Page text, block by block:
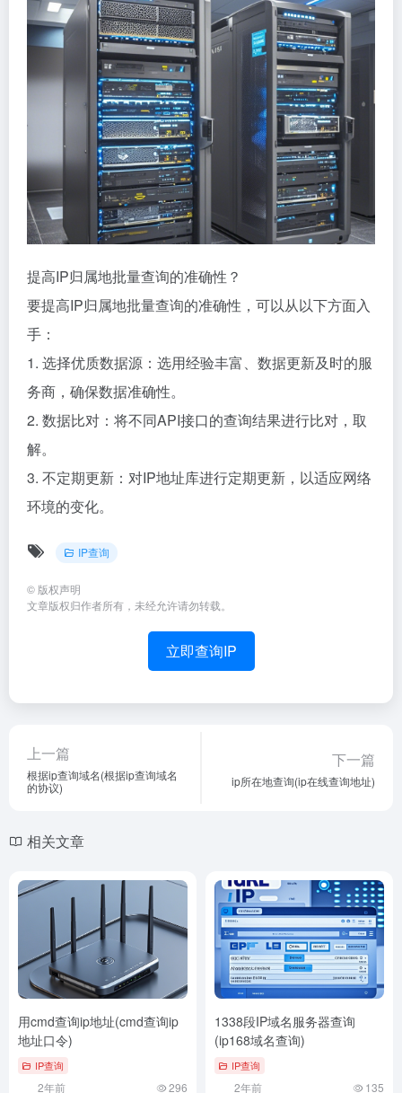
提高IP归属地批量查询的准确性？
要提高IP归属地批量查询的准确性，可以从以下方面入
手：
1. 选择优质数据源：选用经验丰富、数据更新及时的服
务商，确保数据准确性。
2. 数据比对：将不同API接口的查询结果进行比对，取
解。
3. 不定期更新：对IP地址库进行定期更新，以适应网络
环境的变化。
IP查询
© 版权声明
文章版权归作者所有，未经允许请勿转载。
立即查询IP
上一篇
根据ip查询域名(根据ip查询域名
的协议)
下一篇
ip所在地查询(ip在线查询地址)
相关文章
用cmd查询ip地址(cmd查询ip
地址口令)
IP查询
2年前 296
1338段IP域名服务器查询
(ip168域名查询)
IP查询
2年前 135